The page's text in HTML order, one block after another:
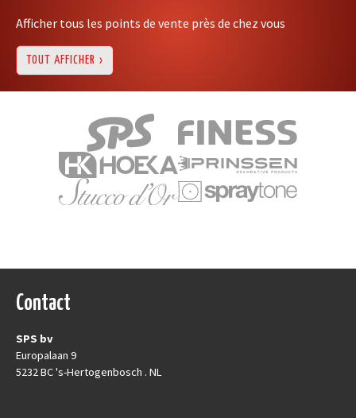
Afficher tous les points de vente près de chez vous
TOUT AFFICHER
Contact
SPS bv
Europalaan 9
5232 BC 's-Hertogenbosch . NL